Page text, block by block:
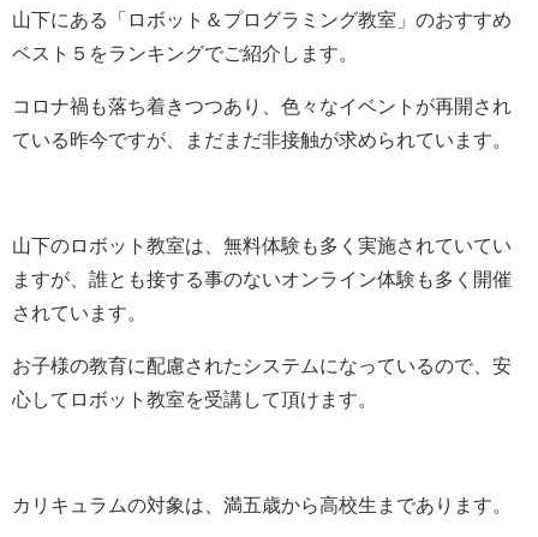
山下にある「ロボット＆プログラミング教室」のおすすめ
ベスト５をランキングでご紹介します。
コロナ禍も落ち着きつつあり、色々なイベントが再開され
ている昨今ですが、まだまだ非接触が求められています。
山下のロボット教室は、無料体験も多く実施されていてい
ますが、誰とも接する事のないオンライン体験も多く開催
されています。
お子様の教育に配慮されたシステムになっているので、安
心してロボット教室を受講して頂けます。
カリキュラムの対象は、満五歳から高校生まであります。